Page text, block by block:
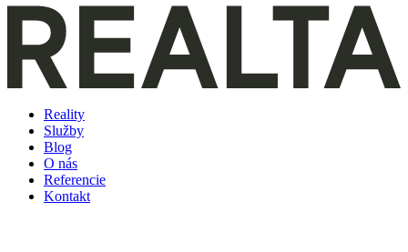
Reality
Služby
Blog
O nás
Referencie
Kontakt